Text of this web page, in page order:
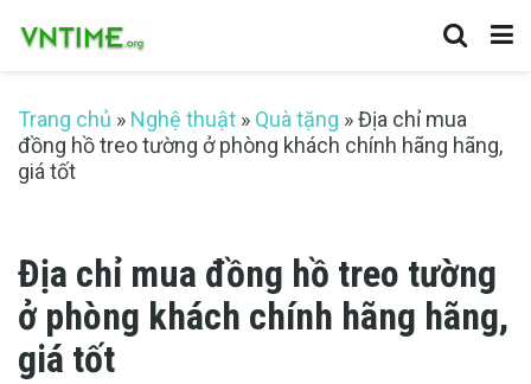
Trang chủ » Nghệ thuật » Quà tặng »Địa chỉ mua
đồng hồ treo tường ở phòng khách chính hãng hãng,
giá tốt
Địa chỉ mua đồng hồ treo tường
ở phòng khách chính hãng hãng,
giá tốt